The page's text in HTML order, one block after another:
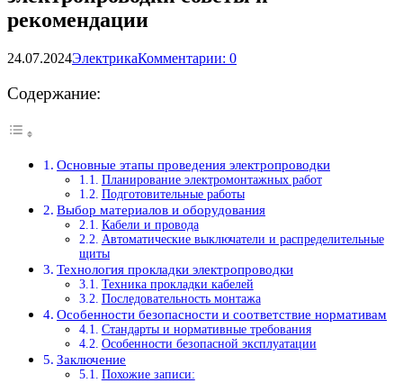
рекомендации
24.07.2024ЭлектрикаКомментарии: 0
Содержание:
Основные этапы проведения электропроводки
Планирование электромонтажных работ
Подготовительные работы
Выбор материалов и оборудования
Кабели и провода
Автоматические выключатели и распределительные
щиты
Технология прокладки электропроводки
Техника прокладки кабелей
Последовательность монтажа
Особенности безопасности и соответствие нормативам
Стандарты и нормативные требования
Особенности безопасной эксплуатации
Заключение
Похожие записи: